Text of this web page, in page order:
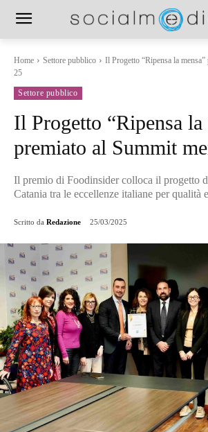
Home Settore pubblico
Il Progetto “Ripensa la
25
Settore pubblico
Il Progetto “Ripensa la
premiato al Summit
Il premio di Foodinsider colloca il progetto
Catania tra le eccellenze italiane per qualità
Scritto da Redazione 25/03/2025